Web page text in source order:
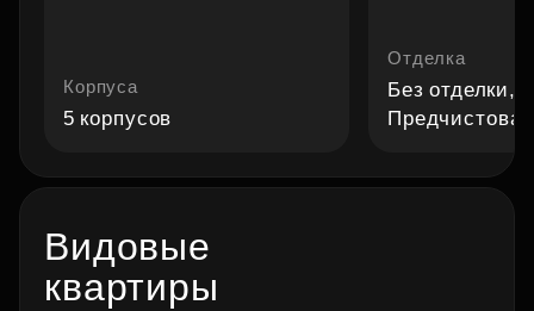
Корпуса
5 корпусов
Отделка
Без отделки,
Предчистовая
Видовые
квартиры